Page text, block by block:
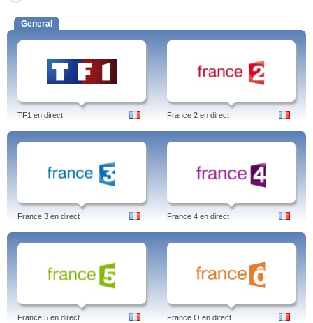
General
TF1 en direct France 2 en direct
France 3 en direct France 4 en direct
France 5 en direct France O en direct